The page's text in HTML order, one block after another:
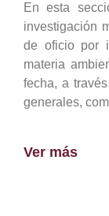
En esta
investigación
de oficio por
materia
fecha, a
generales,
Ver más